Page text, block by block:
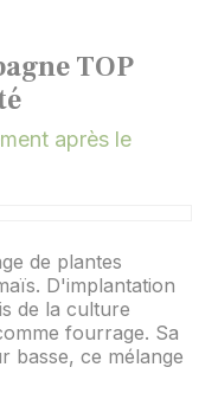
TOP
après le
de plantes
D'implantation
de la culture
fourrage. Sa
basse, ce mélange